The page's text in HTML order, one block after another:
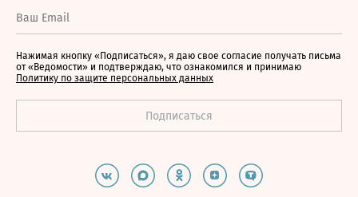
Нажимая кнопку «Подписаться», я даю свое согласие получать письма
от «Ведомости» и подтверждаю, что ознакомился и принимаю
Политику по защите персональных данных